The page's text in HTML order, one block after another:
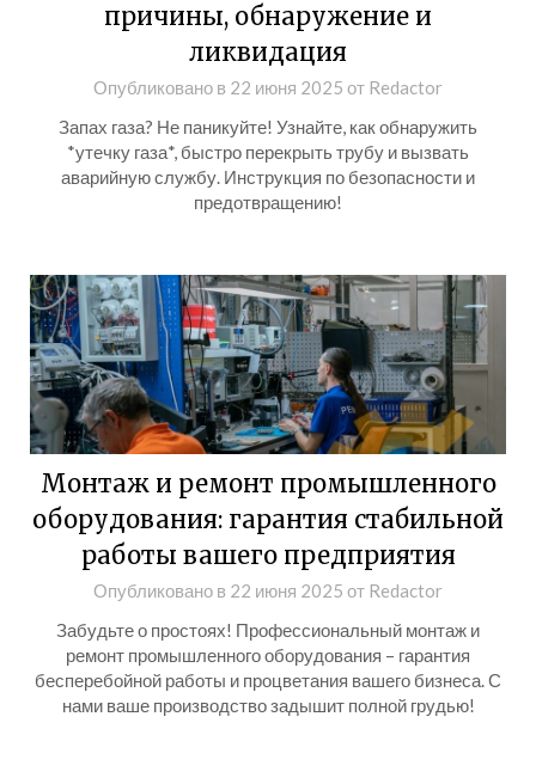
причины, обнаружение и
ликвидация
Опубликовано в 22 июня 2025 от Redactor
Запах газа? Не паникуйте! Узнайте, как обнаружить
*утечку газа*, быстро перекрыть трубу и вызвать
аварийную службу. Инструкция по безопасности и
предотвращению!
Монтаж и ремонт промышленного
оборудования: гарантия стабильной
работы вашего предприятия
Опубликовано в 22 июня 2025 от Redactor
Забудьте о простоях! Профессиональный монтаж и
ремонт промышленного оборудования – гарантия
бесперебойной работы и процветания вашего бизнеса. С
нами ваше производство задышит полной грудью!